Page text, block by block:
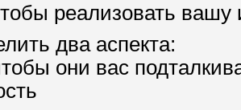
реализовать
два аспекта:
они вас